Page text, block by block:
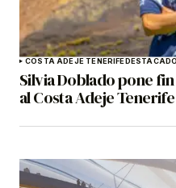
COSTA ADEJE TENERIFE
Silvia Doblado pone
al Costa Adeje